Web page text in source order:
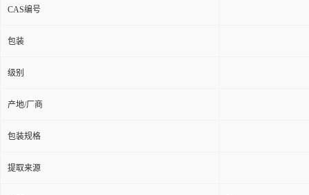
CAS编号
包装
级别
产地/厂商
包装规格
提取来源